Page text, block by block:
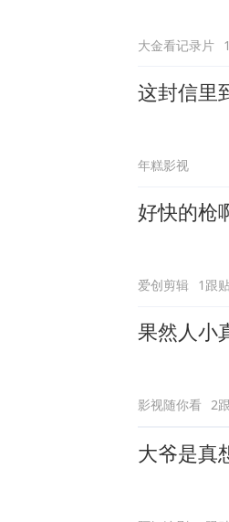
大金看记录片
这封信里
年糕影视
好快的枪
爱创剪辑 1跟
果然人小
影视随你看 2
大爷是真